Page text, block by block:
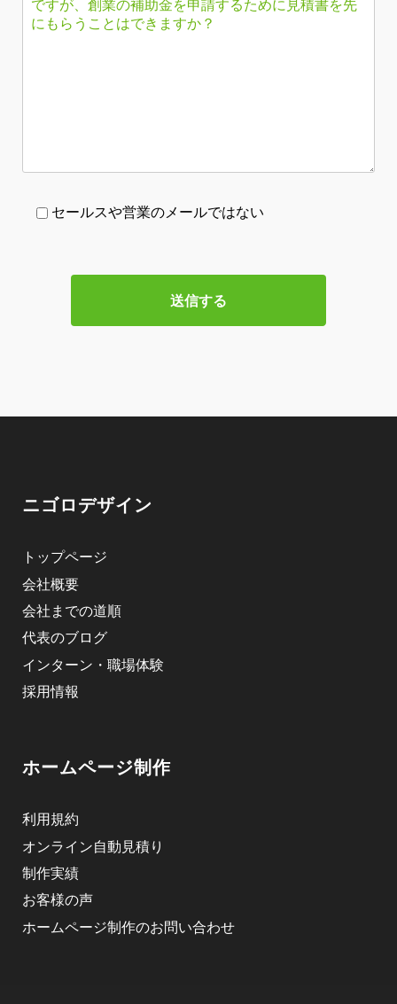
セールスや営業のメールではない
ニゴロデザイン
トップページ
会社概要
会社までの道順
代表のブログ
インターン・職場体験
採用情報
ホームページ制作
利用規約
オンライン自動見積り
制作実績
お客様の声
ホームページ制作のお問い合わせ